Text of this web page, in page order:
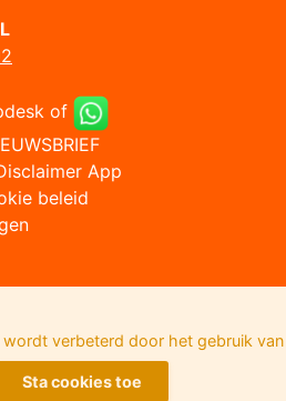
of
App
beleid
verbeterd door het gebruik
Sta cookies toe